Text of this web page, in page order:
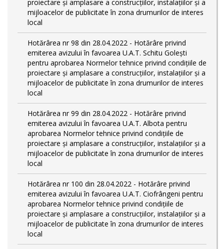
proiectare şi amplasare a construcţiilor, instalaţiilor şi a
mijloacelor de publicitate în zona drumurilor de interes
local
Hotărârea nr 98 din 28.04.2022 - Hotărâre privind
emiterea avizului în favoarea U.A.T. Schitu Golești
pentru aprobarea Normelor tehnice privind condiţiile de
proiectare şi amplasare a construcţiilor, instalaţiilor şi a
mijloacelor de publicitate în zona drumurilor de interes
local
Hotărârea nr 99 din 28.04.2022 - Hotărâre privind
emiterea avizului în favoarea U.A.T. Albota pentru
aprobarea Normelor tehnice privind condiţiile de
proiectare şi amplasare a construcţiilor, instalaţiilor şi a
mijloacelor de publicitate în zona drumurilor de interes
local
Hotărârea nr 100 din 28.04.2022 - Hotărâre privind
emiterea avizului în favoarea U.A.T. Ciofrângeni pentru
aprobarea Normelor tehnice privind condiţiile de
proiectare şi amplasare a construcţiilor, instalaţiilor şi a
mijloacelor de publicitate în zona drumurilor de interes
local